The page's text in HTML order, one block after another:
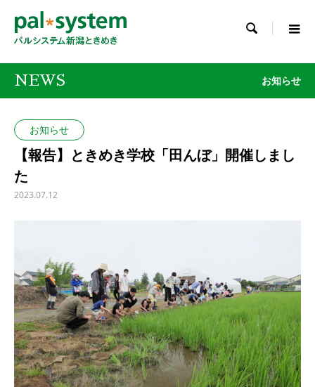

NEWS お知らせ
お知らせ
【報告】ときめき学校「田んぼ」開催しまし
た
2023.07.12